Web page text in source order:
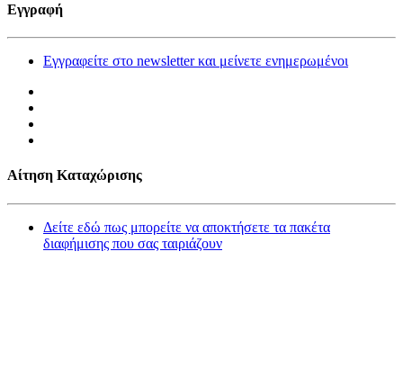
Εγγραφή
Εγγραφείτε στο newsletter και μείνετε ενημερωμένοι
Αίτηση Καταχώρισης
Δείτε εδώ πως μπορείτε να αποκτήσετε τα πακέτα
διαφήμισης που σας ταιριάζουν